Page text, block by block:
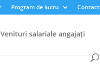
Program de lucru Contact
Venituri salariale angajați